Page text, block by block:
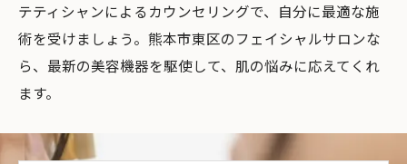
テティシャンによるカウンセリングで、自分に最適な施
術を受けましょう。熊本市東区のフェイシャルサロンな
ら、最新の美容機器を駆使して、肌の悩みに応えてくれ
ます。